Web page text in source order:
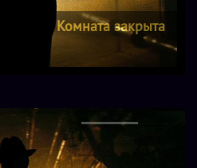
Комната закрыта